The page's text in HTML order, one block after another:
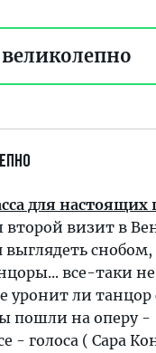
великолепно
для настоящих
визит в
выглядеть
все-таки
уронит ли
пошли на оперу
- голоса ( Сара